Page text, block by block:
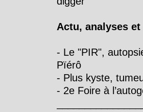
Actu, analyses
- Le "PIR",
Pïérô
- Plus kyste,
- 2e Foire à